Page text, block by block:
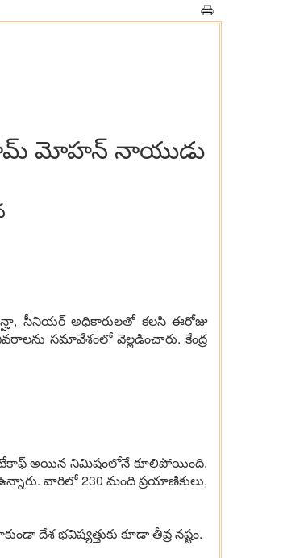
మోహన్ నాయుడు
సీనియర్ అధికారులతో కలసి ఈరోజు
సమావేశంలో వెల్లడించారు. కేంద్ర
టేకాఫ్ అయిన నిమిషంలోనే కూలిపోయింది.
వారిలో 230 మంది ప్రయాణికులు,
దేశ భవిష్యత్తుకు కూడా తీవ్ర నష్టం.